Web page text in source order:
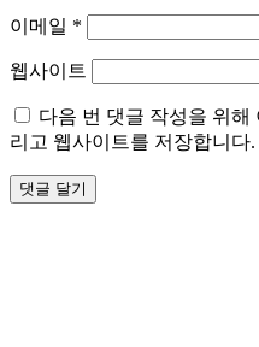
이메일 *
웹사이트
다음 번 댓글 작성을 위해
리고 웹사이트를 저장합니다.